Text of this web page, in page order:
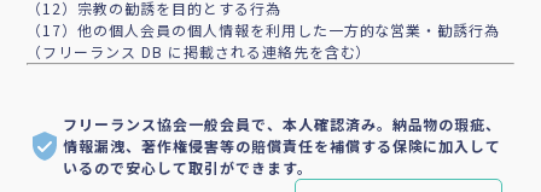
（12）宗教の勧誘を目的とする行為
（17）他の個人会員の個人情報を利用した一方的な営業・勧誘行為
（フリーランス DB に掲載される連絡先を含む）
フリーランス協会一般会員で、本人確認済み。納品物の瑕疵、
情報漏洩、著作権侵害等の賠償責任を補償する保険に加入して
いるので安心して取引ができます。